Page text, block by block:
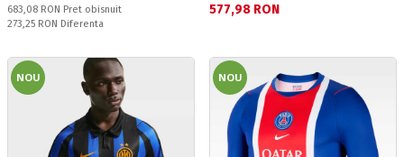
Pret obisnuit:
683,08 RON Pret obisnuit
Спестявате:
273,25 RON Diferenta
Текуща цена:
577,98 RON
NOU NOU